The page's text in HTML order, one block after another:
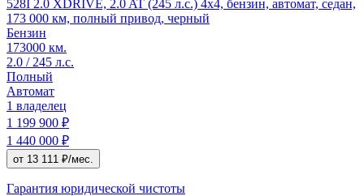
528I 2.0 XDRIVE, 2.0 AT (245 л.с.) 4x4, бензин, автомат, седан,
173 000 км, полный привод, черный
Бензин
173000 км.
2.0 / 245 л.с.
Полный
Автомат
1 владелец
1 199 900 ₽
1 440 000 ₽
от 13 111 ₽/мес.
Гарантия юридической чистоты